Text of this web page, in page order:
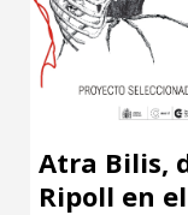
Atra Bilis,
Ripoll en